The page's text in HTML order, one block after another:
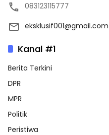
083123115777
eksklusif001@gmail.com
Kanal #1
Berita Terkini
DPR
MPR
Politik
Peristiwa